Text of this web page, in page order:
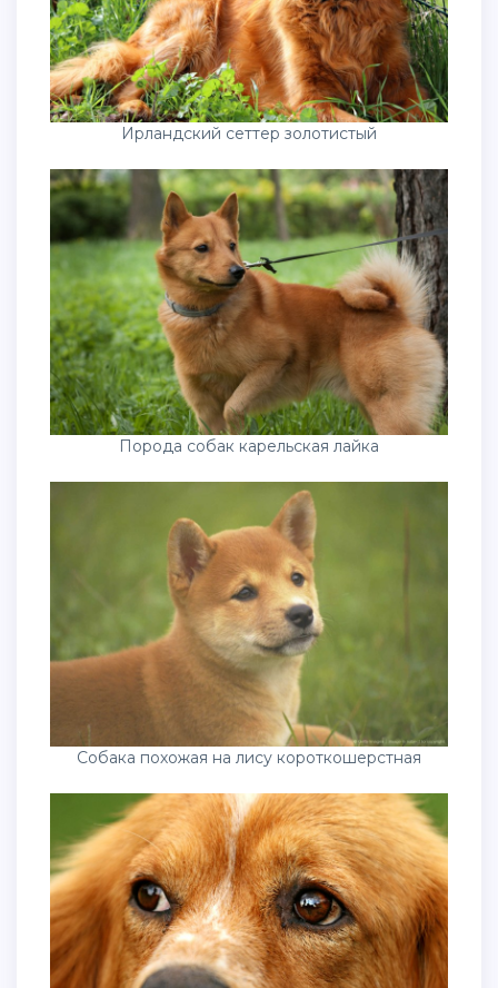
Карело-финская лайка финский шпиц
Ирландский сеттер золотистый
Порода собак карельская лайка